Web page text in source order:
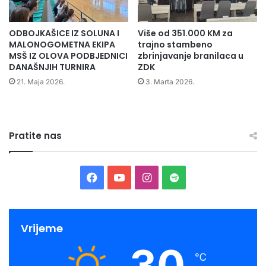
a
n
i
c
i
ODBOJKAŠICE IZ SOLUNA I
MALONOGOMETNA EKIPA
MSŠ IZ OLOVA PODBJEDNICI
DANAŠNJIH TURNIRA
21. Maja 2026.
Više od 351.000 KM za
trajno stambeno
zbrinjavanje branilaca u
ZDK
3. Marta 2026.
Pratite nas
I
S
Vrijeme
℃